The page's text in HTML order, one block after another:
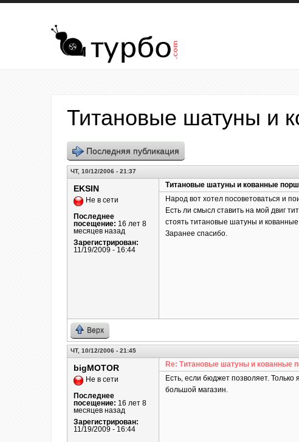
Перейти к основному содержанию
Титановые шатуны и
Последняя публикация
ЧТ, 10/12/2006 - 21:37
EKSIN
Не в сети
Последнее
посещение: 16 лет 8
месяцев назад
Зарегистрирован:
11/19/2009 - 16:44
Титановые шатуны и кованные
Народ вот хотел посоветоваться и
Есть ли смысл ставить на мой двиг
стоять титановые шатуны и
Заранее спасибо.
Верх
ЧТ, 10/12/2006 - 21:45
bigMOTOR
Не в сети
Последнее
посещение: 16 лет 8
месяцев назад
Зарегистрирован:
11/19/2009 - 16:44
Re: Титановые шатуны и кованные
Есть, если бюджет позволяет.
большой магазин.